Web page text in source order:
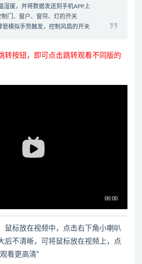
湿度，并将数据发送到手机APP上
制门、窗户、窗帘、灯的开关
管模拟手势触发，控制风扇的开关
转按钮，即可点击跳转观看不同版的
鼠标放在视频中，点击右下角小喇叭
后不清晰，可将鼠标放在视频上，点
看更高清”